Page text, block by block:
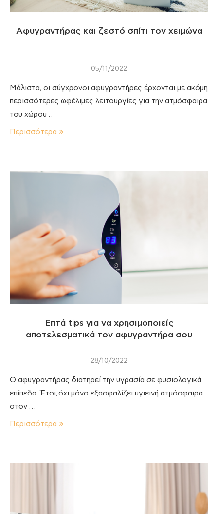
Αφυγραντήρας και ζεστό σπίτι τον χειμώνα
05/11/2022
Μάλιστα, οι σύγχρονοι αφυγραντήρες έρχονται με ακόμη
περισσότερες ωφέλιμες λειτουργίες για την ατμόσφαιρα
του χώρου …
Περισσότερα
Επτά tips για να χρησιμοποιείς
αποτελεσματικά τον αφυγραντήρα σου
28/10/2022
Ο αφυγραντήρας διατηρεί την υγρασία σε φυσιολογικά
επίπεδα. Έτσι, όχι μόνο εξασφαλίζει υγιεινή ατμόσφαιρα
στον …
Περισσότερα